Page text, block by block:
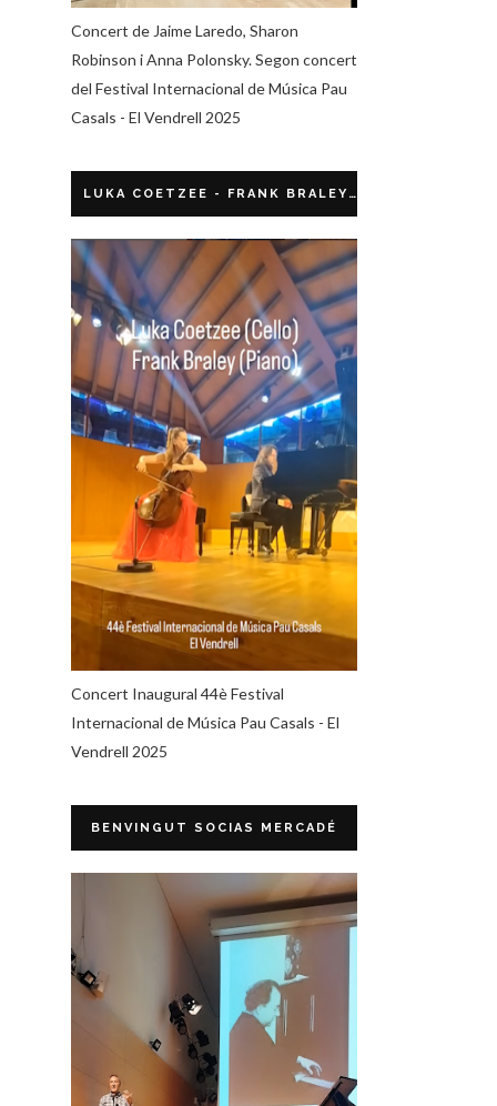
Concert de Jaime Laredo, Sharon
Robinson i Anna Polonsky. Segon concert
del Festival Internacional de Música Pau
Casals - El Vendrell 2025
LUKA COETZEE - FRANK BRALEY
Concert Inaugural 44è Festival
Internacional de Música Pau Casals - El
Vendrell 2025
BENVINGUT SOCIAS MERCADÉ